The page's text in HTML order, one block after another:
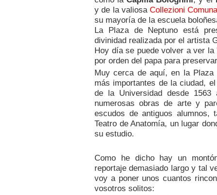
y de la valiosaCollezioni
su mayoría de la escuela
La Plaza de Neptuno está
divinidad realizada por el artista
Hoy día se puede volver a ver
por orden del papa para
Muy cerca de aquí, en la
más importantes de la ciudad,
de la Universidad desde
numerosas obras de arte y
escudos de antiguos alumnos,
Teatro de Anatomía, un lugar
su estudio.
Como he dicho hay un
reportaje demasiado largo y tal
voy a poner unos cuantos
vosotros solitos: